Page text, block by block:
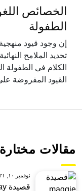
الخصائص
الطفولة
إن وجود قيود
تحديد الملامح
الكلام في الطفولة
القيود المفروضة
مقالات مختارة
نوفمبر ١٠, ٢٠٢١
قصيدة maggie and milly and molly and may